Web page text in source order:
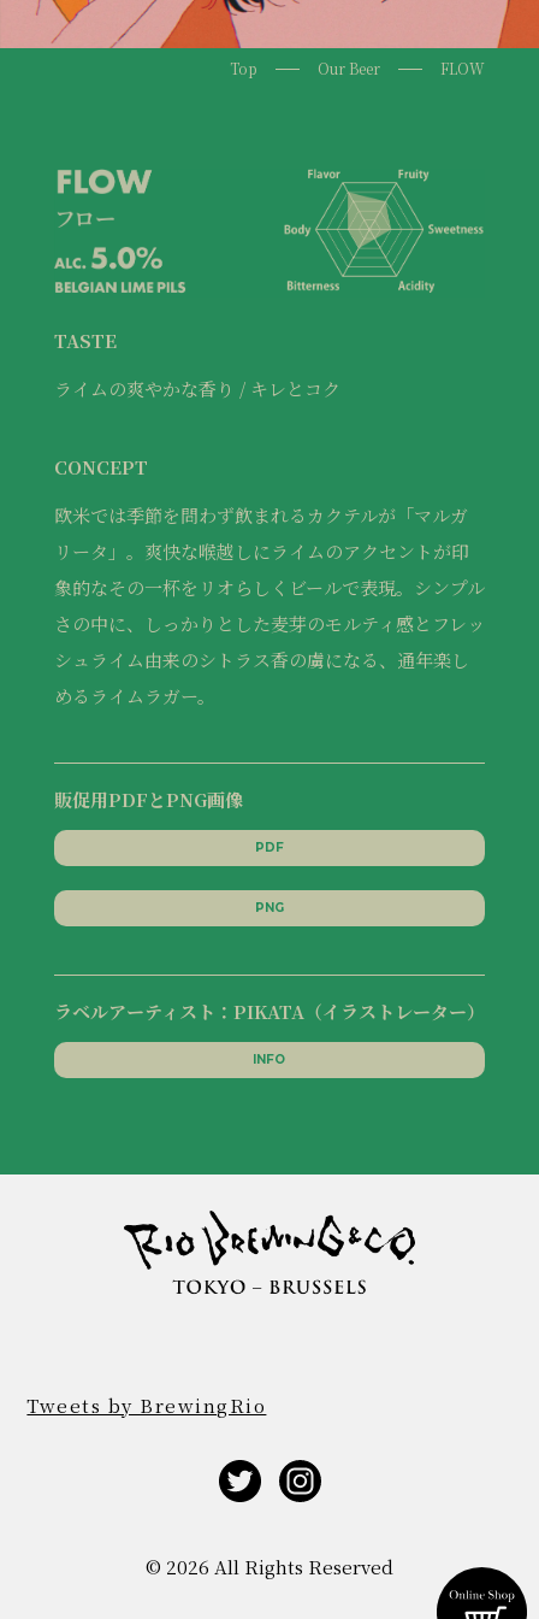
Top Our Beer FLOW
TASTE
ライムの爽やかな香り / キレとコク
CONCEPT
欧米では季節を問わず飲まれるカクテルが「マルガ
リータ」。爽快な喉越しにライムのアクセントが印
象的なその一杯をリオらしくビールで表現。シンプル
さの中に、しっかりとした麦芽のモルティ感とフレッ
シュライム由来のシトラス香の虜になる、通年楽し
めるライムラガー。
販促用PDFとPNG画像
PDF
PNG
ラベルアーティスト：PIKATA（イラストレーター）
INFO
Tweets by BrewingRio
© 2026 All Rights Reserved